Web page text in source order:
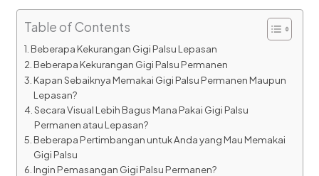
Table of Contents
Beberapa Kekurangan Gigi Palsu Lepasan
Beberapa Kekurangan Gigi Palsu Permanen
Kapan Sebaiknya Memakai Gigi Palsu Permanen Maupun
Lepasan?
Secara Visual Lebih Bagus Mana Pakai Gigi Palsu
Permanen atau Lepasan?
Beberapa Pertimbangan untuk Anda yang Mau Memakai
Gigi Palsu
Ingin Pemasangan Gigi Palsu Permanen?